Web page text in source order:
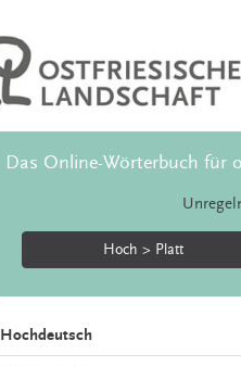
Das Online-Wörterbuch für
Hoch > Platt
Hochdeutsch